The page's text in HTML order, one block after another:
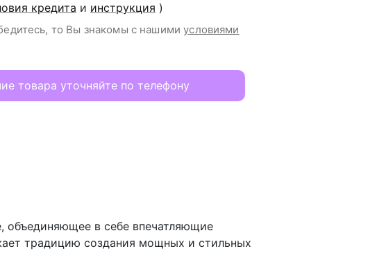
кредита и инструкция )
то Вы знакомы с нашимиусловиями
товара уточняйте по телефону
объединяющее в себе впечатляющие
традицию создания мощных и стильных